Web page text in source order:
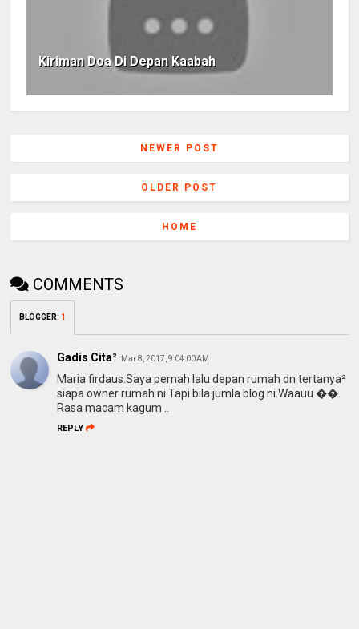
Kiriman Doa Di Depan Kaabah
NEWER POST
OLDER POST
HOME
COMMENTS
BLOGGER: 1
Gadis Cita² Mar 8, 2017, 9:04:00 AM
Maria firdaus.Saya pernah lalu depan rumah dn tertanya²
siapa owner rumah ni.Tapi bila jumla blog ni.Waauu ��.
Rasa macam kagum ..
REPLY